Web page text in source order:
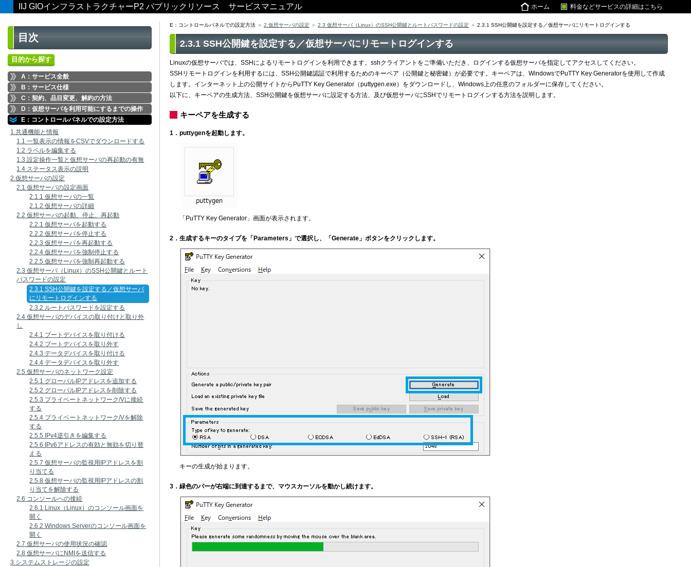
IIJ GIOインフラストラクチャーP2 パブリックリソース サービスマニュアル 料金などサービスの詳細はこちら
ホーム
目次
目的から探す
A：サービス全般
B：サービス仕様
C：契約、品目変更、解約の方法
D：仮想サーバを利用可能にするまでの操作
E：コントロールパネルでの設定方法
1.共通機能と情報
1.1 一覧表示の情報をCSVでダウンロードする
1.2 ラベルを編集する
1.3 設定操作一覧と仮想サーバの再起動の有無
1.4 ステータス表示の説明
2.仮想サーバの設定
2.1 仮想サーバの設定画面
2.1.1 仮想サーバの一覧
2.1.2 仮想サーバの詳細
2.2 仮想サーバの起動、停止、再起動
2.2.1 仮想サーバを起動する
2.2.2 仮想サーバを停止する
2.2.3 仮想サーバを再起動する
2.2.4 仮想サーバを強制停止する
2.2.5 仮想サーバを強制再起動する
2.3 仮想サーバ（Linux）のSSH公開鍵とルート
パスワードの設定
2.3.1 SSH公開鍵を設定する／仮想サーバ
にリモートログインする
2.3.2 ルートパスワードを設定する
2.4 仮想サーバのデバイスの取り付けと取り外
し
2.4.1 ブートデバイスを取り付ける
2.4.2 ブートデバイスを取り外す
2.4.3 データデバイスを取り付ける
2.4.4 データデバイスを取り外す
2.5 仮想サーバのネットワーク設定
2.5.1 グローバルIPアドレスを追加する
2.5.2 グローバルIPアドレスを削除する
2.5.3 プライベートネットワーク/Vに接続
する
2.5.4 プライベートネットワーク/Vを解除
する
2.5.5 IPv4逆引きを編集する
2.5.6 IPv6アドレスの有効と無効を切り替
える
2.5.7 仮想サーバの監視用IPアドレスを割
り当てる
2.5.8 仮想サーバの監視用IPアドレスの割
り当てを解除する
2.6 コンソールへの接続
2.6.1 Linux（Linux）のコンソール画面を
開く
2.6.2 Windows Serverのコンソール画面を
開く
2.7 仮想サーバの使用状況の確認
2.8 仮想サーバにNMIを送信する
3.システムストレージの設定
E：コントロールパネルでの設定方法 2.仮想サーバの設定 2.3 仮想サーバ（Linux）のSSH公開鍵とルートパスワードの設定 2.3.1 SSH公開鍵を設定する／仮想サーバにリモートログインする
2.3.1 SSH公開鍵を設定する／仮想サーバにリモートログインする
Linuxの仮想サーバでは、SSHによるリモートログインを利用できます。sshクライアントをご準備いただき、ログインする仮想サーバを指定してアクセスしてください。
SSHリモートログインを利用するには、SSH公開鍵認証で利用するためのキーペア（公開鍵と秘密鍵）が必要です。キーペアは、WindowsでPuTTY Key Generatorを使用して作成
します。インターネット上の公開サイトからPuTTY Key Generator（puttygen.exe）をダウンロードし、Windows上の任意のフォルダーに保存してください。
以下に、キーペアの生成方法、SSH公開鍵を仮想サーバに設定する方法、及び仮想サーバにSSHでリモートログインする方法を説明します。
キーペアを生成する
1．puttygenを起動します。
「PuTTY Key Generator」画面が表示されます。
2．生成するキーのタイプを「Parameters」で選択し、「Generate」ボタンをクリックします。
キーの生成が始まります。
3．緑色のバーが右端に到達するまで、マウスカーソルを動かし続けます。